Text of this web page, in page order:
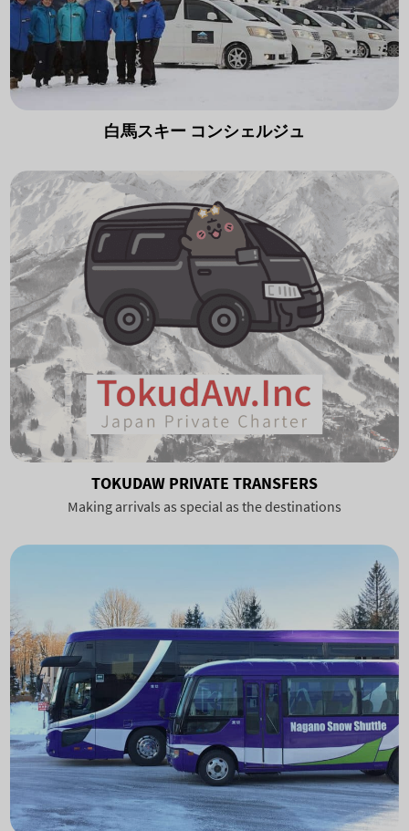
白馬スキー コンシェルジュ
TOKUDAW PRIVATE TRANSFERS
Making arrivals as special as the destinations